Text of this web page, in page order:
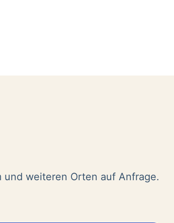
weiteren Orten auf Anfrage.